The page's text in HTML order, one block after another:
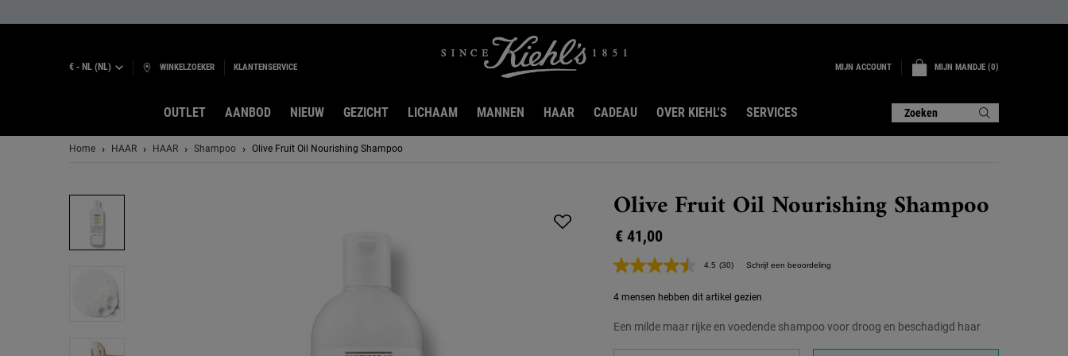
€ - NL (NL) WINKELZOEKER KLANTENSERVICE MIJN ACCOUNT MIJN MANDJE 0
0 PRODUCT
OUTLET AANBOD NIEUW GEZICHT LICHAAM MANNEN HAAR CADEAU OVER KIEHL'S SERVICES Zoeken
Home HAAR HAAR Shampoo Olive Fruit Oil Nourishing Shampoo
Olive Fruit Oil Nourishing Shampoo
€ 41,00
4.5 Lees
beoordelingen.
paginalink.
(30) Schrijf een beoordeling
4 mensen hebben dit artikel gezien
Een milde maar rijke en voedende shampoo voor droog en beschadigd haar